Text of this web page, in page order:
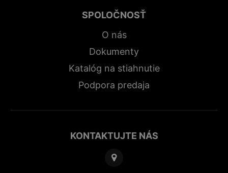
SPOLOČNOSŤ
O nás
Dokumenty
Katalóg na stiahnutie
Podpora predaja
KONTAKTUJTE NÁS